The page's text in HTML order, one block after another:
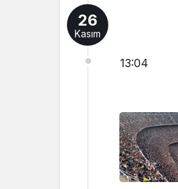
26
Kasım
13:04